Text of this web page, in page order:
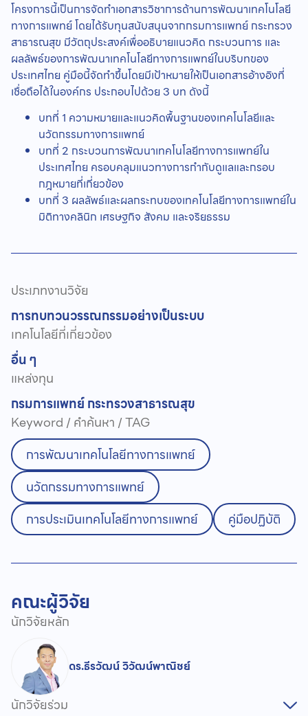
โครงการนี้เป็นการจัดทำเอกสารวิชาการด้านการพัฒนาเทคโนโลยี
ทางการแพทย์ โดยได้รับทุนสนับสนุนจากกรมการแพทย์ กระทรวง
สาธารณสุข มีวัตถุประสงค์เพื่ออธิบายแนวคิด กระบวนการ และ
ผลลัพธ์ของการพัฒนาเทคโนโลยีทางการแพทย์ในบริบทของ
ประเทศไทย คู่มือนี้จัดทำขึ้นโดยมีเป้าหมายให้เป็นเอกสารอ้างอิงที่
เชื่อถือได้ในองค์กร ประกอบไปด้วย 3 บท ดังนี้
บทที่ 1 ความหมายและแนวคิดพื้นฐานของเทคโนโลยีและ
นวัตกรรมทางการแพทย์
บทที่ 2 กระบวนการพัฒนาเทคโนโลยีทางการแพทย์ใน
ประเทศไทย ครอบคลุมแนวทางการกำกับดูแลและกรอบ
กฎหมายที่เกี่ยวข้อง
บทที่ 3 ผลลัพธ์และผลกระทบของเทคโนโลยีทางการแพทย์ใน
มิติทางคลินิก เศรษฐกิจ สังคม และจริยธรรม
ประเภทงานวิจัย
การทบทวนวรรณกรรมอย่างเป็นระบบ
เทคโนโลยีที่เกี่ยวข้อง
อื่น ๆ
แหล่งทุน
กรมการแพทย์ กระทรวงสาธารณสุข
Keyword / คำค้นหา / TAG
การพัฒนาเทคโนโลยีทางการแพทย์
นวัตกรรมทางการแพทย์
การประเมินเทคโนโลยีทางการแพทย์
คู่มือปฏิบัติ
คณะผู้วิจัย
นักวิจัยหลัก
ดร.ธีรวัฒน์ วิวัฒน์พาณิชย์
นักวิจัยร่วม